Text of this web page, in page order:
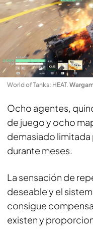
World of Tanks: HEAT.
Ocho agentes,
de juego y ocho
demasiado limitada
durante meses.
La sensación de
deseable y el
consigue
existen y